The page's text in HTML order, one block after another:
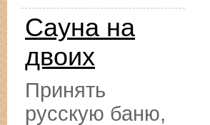
Сауна на
двоих
Принять
русскую баню,